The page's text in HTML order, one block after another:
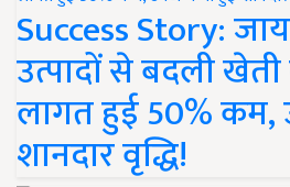
Success Story:
उत्पादों से बदली
लागत हुई 50% कम,
शानदार वृद्धि!